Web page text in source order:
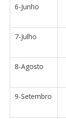
6-Junho
7-Julho
8-Agosto
9-Setembro